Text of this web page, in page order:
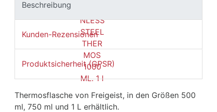
Beschreibung
Kunden-Rezensionen
Produktsicherheit (GPSR)
Thermosflasche von Freigeist, in den Größen 500
ml, 750 ml und 1 L erhältlich.